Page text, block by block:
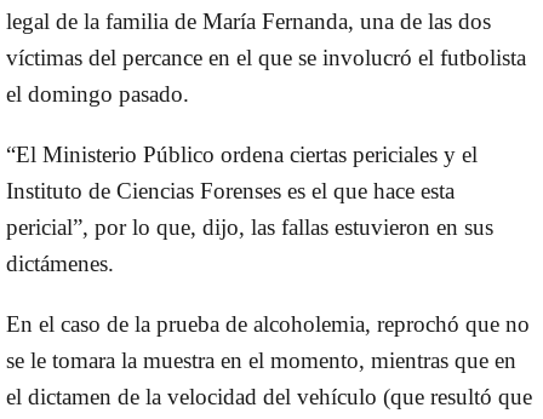
legal de la familia de María Fernanda, una de las dos
víctimas del percance en el que se involucró el futbolista
el domingo pasado.
“El Ministerio Público ordena ciertas periciales y el
Instituto de Ciencias Forenses es el que hace esta
pericial”, por lo que, dijo, las fallas estuvieron en sus
dictámenes.
En el caso de la prueba de alcoholemia, reprochó que no
se le tomara la muestra en el momento, mientras que en
el dictamen de la velocidad del vehículo (que resultó que